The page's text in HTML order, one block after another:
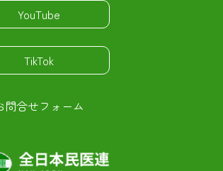
YouTube
TikTok
問合せフォーム